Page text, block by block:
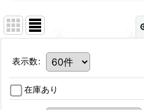
表示数:
在庫あり